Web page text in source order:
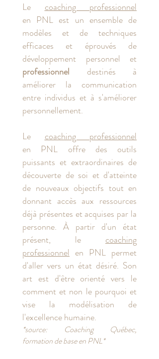
Le coaching professionnel
en PNL est un ensemble de
modèles et de techniques
efficaces et éprouvés de
développement personnel et
professionnel destinés à
améliorer la communication
entre individus et à s'améliorer
personnellement.
Le coaching professionnel
en PNL offre des outils
puissants et extraordinaires de
découverte de soi et d'atteinte
de nouveaux objectifs tout en
donnant accès aux ressources
déjà présentes et acquises par la
personne. À partir d'un état
présent, le coaching
professionnel en PNL permet
d'aller vers un état désiré. Son
art est d'être orienté vers le
comment et non le pourquoi et
vise la modélisation de
l'excellence humaine.
*source: Coaching Québec,
formation de base en PNL*